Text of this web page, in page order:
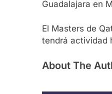
Guadalajara en
El Masters de
tendrá actividad
About The